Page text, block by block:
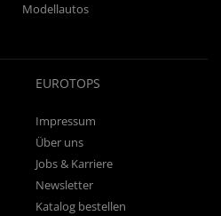
Modellautos
EUROTOPS
Impressum
Über uns
Jobs & Karriere
Newsletter
Katalog bestellen